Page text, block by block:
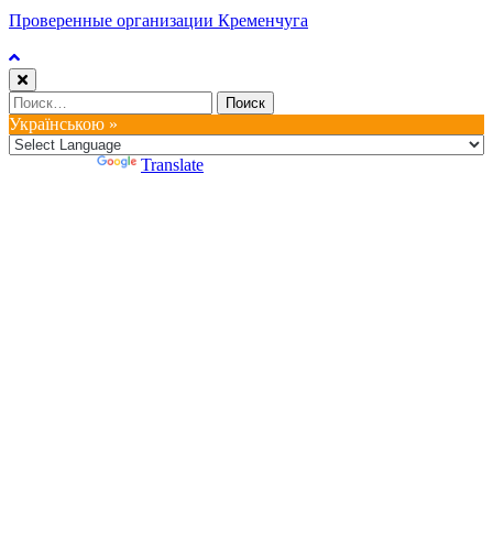
Проверенные организации Кременчуга
Найти:
Українською »
Translate